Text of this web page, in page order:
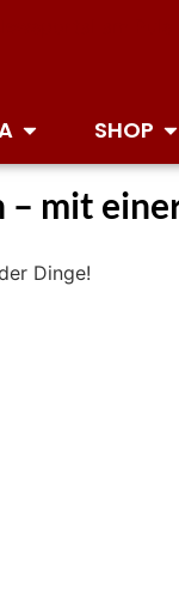
SHOP
mit